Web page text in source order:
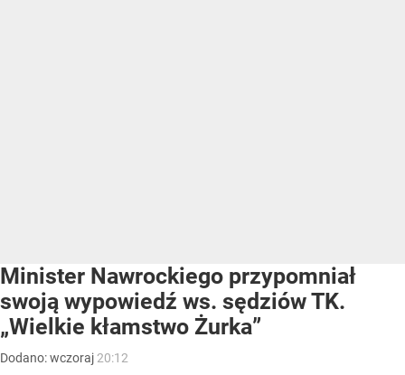
Minister Nawrockiego przypomniał
swoją wypowiedź ws. sędziów TK.
„Wielkie kłamstwo Żurka”
Dodano:wczoraj 20:12